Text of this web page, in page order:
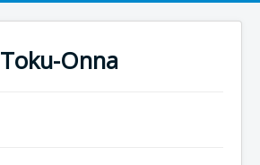
Toku-Onna